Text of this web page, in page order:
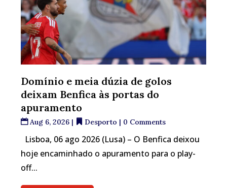
Domínio e meia dúzia de golos
deixam Benfica às portas do
apuramento
Aug 6, 2026 | Desporto | 0 Comments
Lisboa, 06 ago 2026 (Lusa) – O Benfica deixou
hoje encaminhado o apuramento para o play-
off...